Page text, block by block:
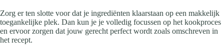
Zorg er ten slotte voor dat je ingrediënten klaarstaan op een makkelijk
toegankelijke plek. Dan kun je je volledig focussen op het kookproces
en ervoor zorgen dat jouw gerecht perfect wordt zoals omschreven in
het recept.